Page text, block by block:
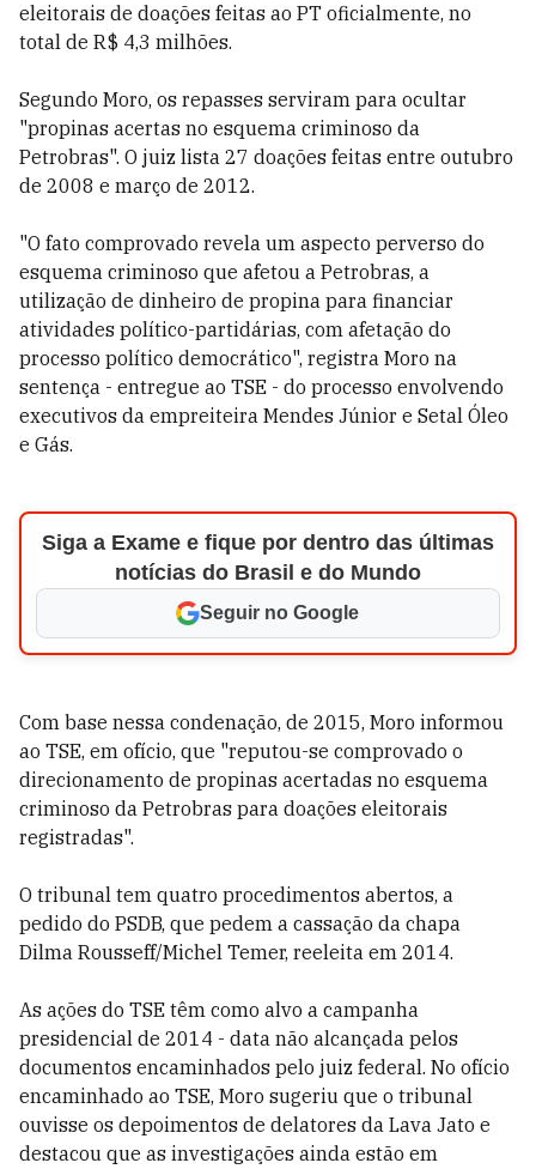
eleitorais de doações feitas ao PT oficialmente, no
total de R$ 4,3 milhões.
Segundo Moro, os repasses serviram para ocultar
"propinas acertas no esquema criminoso da
Petrobras". O juiz lista 27 doações feitas entre outubro
de 2008 e março de 2012.
"O fato comprovado revela um aspecto perverso do
esquema criminoso que afetou a Petrobras, a
utilização de dinheiro de propina para financiar
atividades político-partidárias, com afetação do
processo político democrático", registra Moro na
sentença - entregue ao TSE - do processo envolvendo
executivos da empreiteira Mendes Júnior e Setal Óleo
e Gás.
Siga a Exame e fique por dentro das últimas
notícias do Brasil e do Mundo
Seguir no Google
Com base nessa condenação, de 2015, Moro informou
ao TSE, em ofício, que "reputou-se comprovado o
direcionamento de propinas acertadas no esquema
criminoso da Petrobras para doações eleitorais
registradas".
O tribunal tem quatro procedimentos abertos, a
pedido do PSDB, que pedem a cassação da chapa
Dilma Rousseff/Michel Temer, reeleita em 2014.
As ações do TSE têm como alvo a campanha
presidencial de 2014 - data não alcançada pelos
documentos encaminhados pelo juiz federal. No ofício
encaminhado ao TSE, Moro sugeriu que o tribunal
ouvisse os depoimentos de delatores da Lava Jato e
destacou que as investigações ainda estão em